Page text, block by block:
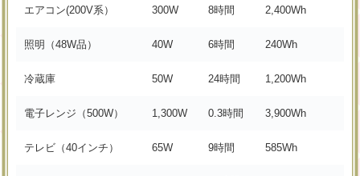
エアコン(200V系） 300W 8時間 2,400Wh
照明（48W品） 40W 6時間 240Wh
冷蔵庫 50W 24時間 1,200Wh
電子レンジ（500W） 1,300W 0.3時間 3,900Wh
テレビ（40インチ） 65W 9時間 585Wh